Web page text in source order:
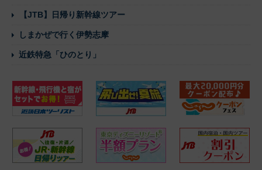
【JTB】日帰り新幹線ツアー
しまかぜで行く伊勢志摩
近鉄特急「ひのとり」